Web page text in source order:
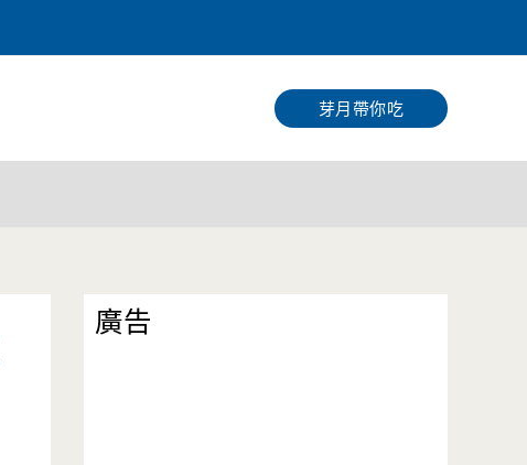
尋
芽月帶你吃
廣告